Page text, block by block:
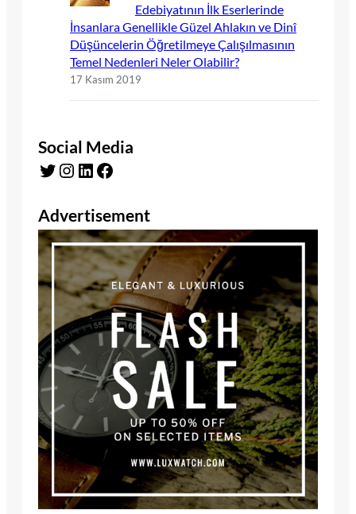
Edebiyatının İlk Eserlerinde
İnsanlara Genellikle Güzel Ahlakın ve Dinî
Düşüncelerin Öğretilmeye Çalışılmasının
Temel Nedenleri Neler Olabilir?
17 Kasım 2019
Social Media
Twitter Instagram LinkedIn Facebook
Advertisement